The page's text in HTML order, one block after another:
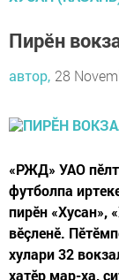
Пирӗн
автор, 28
«РЖД» УАО
футболпа
пирӗн «Хусан»,
вӗçленӗ.
хулари 32
хатӗр мар-ха,